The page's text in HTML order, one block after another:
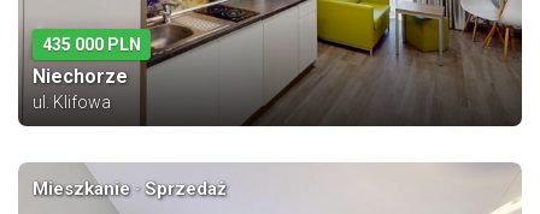
435 000 PLN
Niechorze
ul. Klifowa
Mieszkanie · Sprzedaż